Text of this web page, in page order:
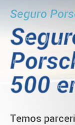
Seguro
500
Temos